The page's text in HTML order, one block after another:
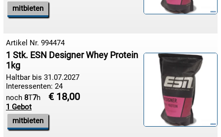
10.08:
10.08:
mitbieten
Artikel Nr. 994474
1 Stk. ESN Designer Whey Protein
1kg
Haltbar bis 31.07.2027
Interessenten: 24
noch 8T7h € 18,00
1 Gebot
mitbieten